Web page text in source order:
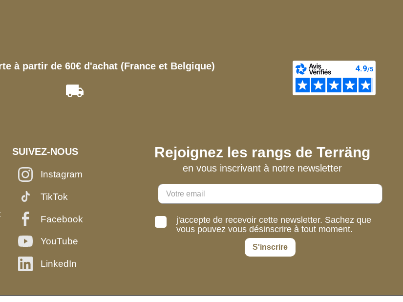
à partir de 60€ d'achat (France et Belgique)
SUIVEZ-NOUS
Instagram
TikTok
Facebook
YouTube
LinkedIn
Rejoignez les rangs de Terräng
en vous inscrivant à notre newsletter
j'accepte de recevoir cette newsletter. Sachez que
vous pouvez vous désinscrire à tout moment.
S'inscrire